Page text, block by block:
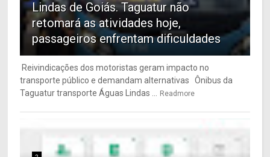
Lindas de Goiás. Taguatur não
retomará as atividades hoje,
passageiros enfrentam dificuldades
Reivindicações dos motoristas geram impacto no
transporte público e demandam alternativas Ônibus da
Taguatur transporte Águas Lindas ... Readmore